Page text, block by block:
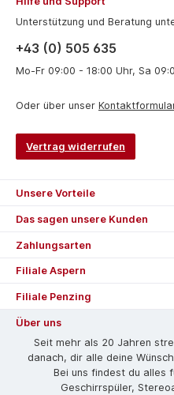
Unterstützung und Beratung
+43 (0) 505 635
Mo-Fr 09:00 - 18:00 Uhr, Sa
Oder über unser
Vertrag widerrufen
Unsere Vorteile
Das sagen unsere Kunden
Zahlungsarten
Filiale Aspern
Filiale Penzing
Über uns
Seit mehr als 20 Jahren
danach, dir alle deine
Bei uns findest du alles
Geschirrspüler,